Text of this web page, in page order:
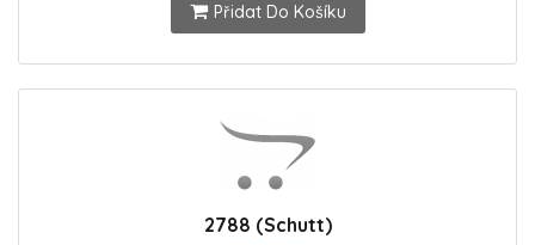
Přidat Do Košíku
2788 (Schutt)